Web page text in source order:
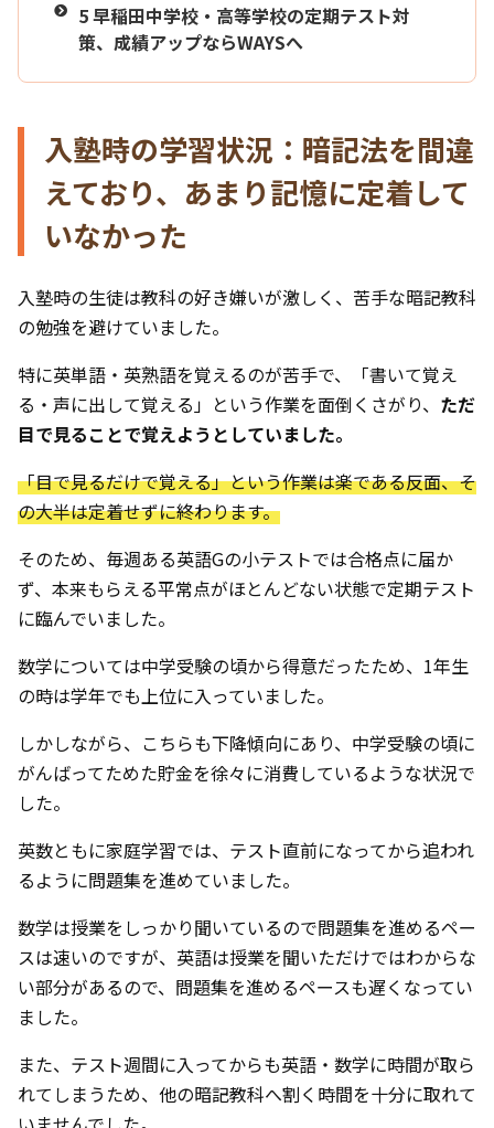
5早稲田中学校・高等学校の定期テスト対
策、成績アップならWAYSへ
入塾時の学習状況：暗記法を間違
えており、あまり記憶に定着して
いなかった
入塾時の生徒は教科の好き嫌いが激しく、苦手な暗記教科
の勉強を避けていました。
特に英単語・英熟語を覚えるのが苦手で、「書いて覚え
る・声に出して覚える」という作業を面倒くさがり、 ただ
目で見ることで覚えようとしていました。
「目で見るだけで覚える」という作業は楽である反面、そ
の大半は定着せずに終わります。
そのため、毎週ある英語Gの小テストでは合格点に届か
ず、本来もらえる平常点がほとんどない状態で定期テスト
に臨んでいました。
数学については中学受験の頃から得意だったため、1年生
の時は学年でも上位に入っていました。
しかしながら、こちらも下降傾向にあり、中学受験の頃に
がんばってためた貯金を徐々に消費しているような状況で
した。
英数ともに家庭学習では、テスト直前になってから追われ
るように問題集を進めていました。
数学は授業をしっかり聞いているので問題集を進めるペー
スは速いのですが、英語は授業を聞いただけではわからな
い部分があるので、問題集を進めるペースも遅くなってい
ました。
また、テスト週間に入ってからも英語・数学に時間が取ら
れてしまうため、他の暗記教科へ割く時間を十分に取れて